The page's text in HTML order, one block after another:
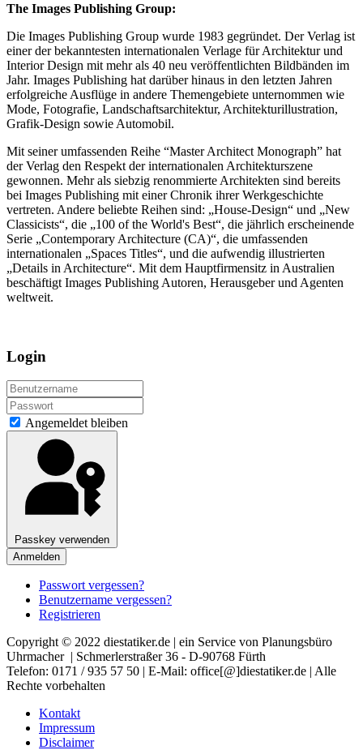
The Images Publishing Group:
Die Images Publishing Group wurde 1983 gegründet. Der Verlag ist
einer der bekanntesten internationalen Verlage für Architektur und
Interior Design mit mehr als 40 neu veröffentlichten Bildbänden im
Jahr. Images Publishing hat darüber hinaus in den letzten Jahren
erfolgreiche Ausflüge in andere Themengebiete unternommen wie
Mode, Fotografie, Landschaftsarchitektur, Architekturillustration,
Grafik-Design sowie Automobil.
Mit seiner umfassenden Reihe “Master Architect Monograph” hat
der Verlag den Respekt der internationalen Architekturszene
gewonnen. Mehr als siebzig renommierte Architekten sind bereits
bei Images Publishing mit einer Chronik ihrer Werkgeschichte
vertreten. Andere beliebte Reihen sind: „House-Design“ und „New
Classicists“, die „100 of the World's Best“, die jährlich erscheinende
Serie „Contemporary Architecture (CA)“, die umfassenden
internationalen „Spaces Titles“, und die aufwendig illustrierten
„Details in Architecture“. Mit dem Hauptfirmensitz in Australien
beschäftigt Images Publishing Autoren, Herausgeber und Agenten
weltweit.
Login
Angemeldet bleiben
Passkey verwenden
Anmelden
Passwort vergessen?
Benutzername vergessen?
Registrieren
Copyright © 2022 diestatiker.de | ein Service von Planungsbüro
Uhrmacher | Schmerlerstraßer 36 - D-90768 Fürth
Telefon: 0171 / 935 57 50 | E-Mail: office[@]diestatiker.de | Alle
Rechte vorbehalten
Kontakt
Impressum
Disclaimer